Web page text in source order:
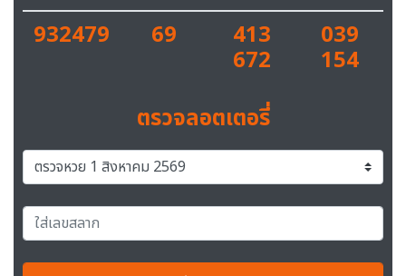
932479 69 413
672
039
154
ตรวจลอตเตอรี่